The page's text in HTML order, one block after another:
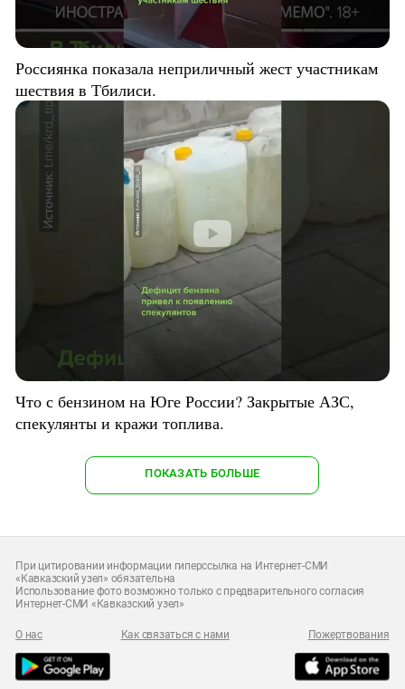
Россиянка показала неприличный жест участникам
шествия в Тбилиси.
Что с бензином на Юге России? Закрытые АЗС,
спекулянты и кражи топлива.
ПОКАЗАТЬ БОЛЬШЕ
При цитировании информации гиперссылка на Интернет-СМИ
«Кавказский узел» обязательна
Использование фото возможно только с предварительного согласия
Интернет-СМИ «Кавказский узел»
О нас Как связаться с нами Пожертвования